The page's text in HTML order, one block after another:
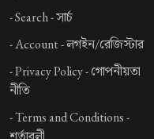
-Search -সার্চ
-Account -লগইন/রেজিস্টার
-Privacy Policy -গোপনীয়তা
নীতি
-Terms and Conditions -